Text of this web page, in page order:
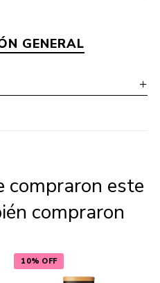
GENERAL
compraron este
compraron
10% OFF